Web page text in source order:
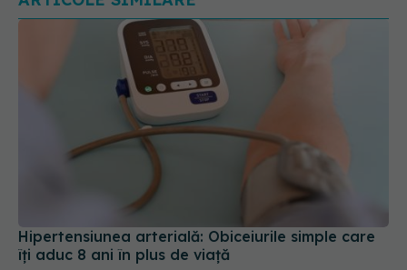
Hipertensiunea arterială: Obiceiurile simple care